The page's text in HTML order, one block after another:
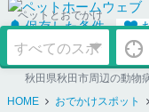
保存した条件
ペットとおでかけ
HOME
おでかけスポット